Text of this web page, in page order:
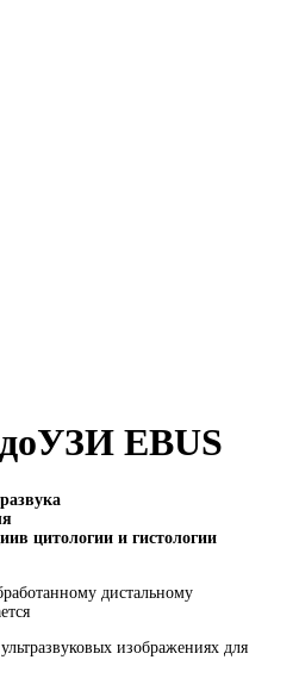
EBUS
цитологии и гистологии
дистальному
изображениях для